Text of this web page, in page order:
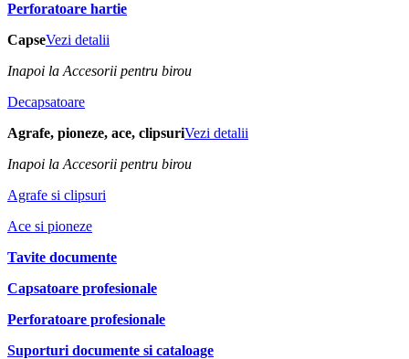
Perforatoare hartie
CapseVezi detalii
Inapoi la Accesorii pentru birou
Decapsatoare
Agrafe, pioneze, ace, clipsuriVezi detalii
Inapoi la Accesorii pentru birou
Agrafe si clipsuri
Ace si pioneze
Tavite documente
Capsatoare profesionale
Perforatoare profesionale
Suporturi documente si cataloage